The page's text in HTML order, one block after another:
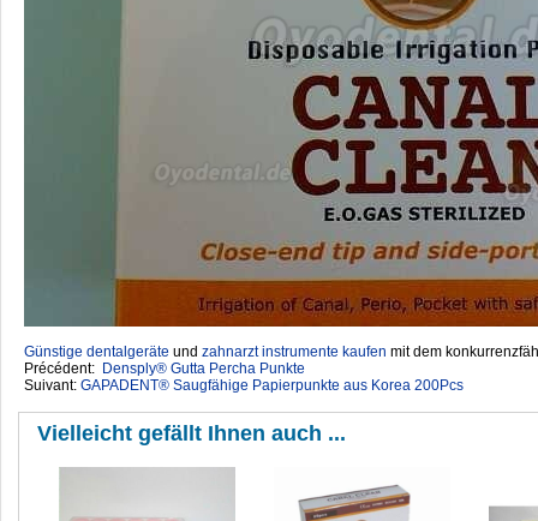
Günstige dentalgeräte ‎ und zahnarzt instrumente kaufen mit dem
Précédent: Densply® Gutta Percha Punkte
Suivant: GAPADENT® Saugfähige Papierpunkte aus Korea 200Pcs
Vielleicht gefällt Ihnen auch ...